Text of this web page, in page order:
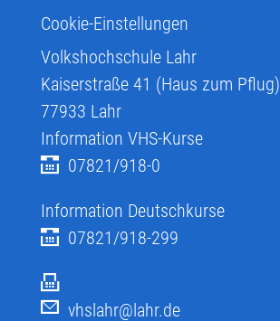
Cookie-Einstellungen
Volkshochschule Lahr
Kaiserstraße 41 (Haus zum Pflug)
77933 Lahr
Information VHS-Kurse
07821/918-0
Information Deutschkurse
07821/918-299
vhslahr@lahr.de